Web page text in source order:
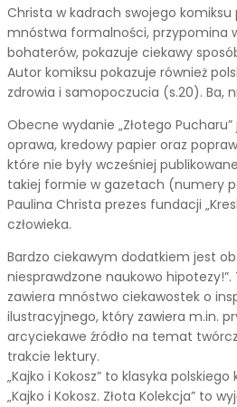
Christa w kadrach swojego komiksu
mnóstwa formalności, przypomina
bohaterów, pokazuje ciekawy
Autor komiksu pokazuje również
zdrowia i samopoczucia (s.20). Ba,
Obecne wydanie „Złotego
oprawa, kredowy papier oraz
które nie były wcześniej
takiej formie w gazetach (numery
Paulina Christa prezes fundacji
człowieka.
Bardzo ciekawym dodatkiem jest
niesprawdzone naukowo
zawiera mnóstwo ciekawostek o
ilustracyjnego, który zawiera m.in.
arcyciekawe źródło na temat
trakcie lektury.
„Kajko i Kokosz” to klasyka
„Kajko i Kokosz. Złota Kolekcja” to